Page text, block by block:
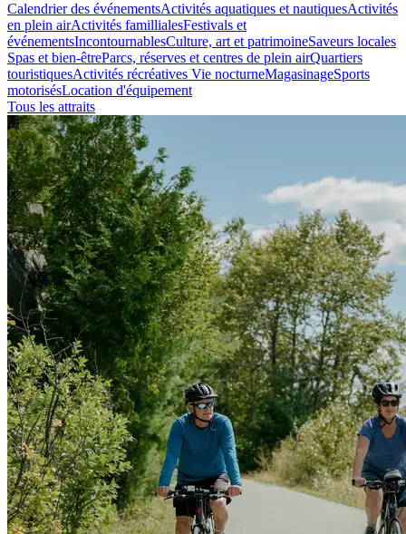
Calendrier des événementsActivités aquatiques et nautiquesActivités
en plein airActivités famillialesFestivals et
événementsIncontournablesCulture, art et patrimoineSaveurs locales
Spas et bien-êtreParcs, réserves et centres de plein airQuartiers
touristiquesActivités récréatives Vie nocturneMagasinageSports
motorisésLocation d'équipement
Tous les attraits